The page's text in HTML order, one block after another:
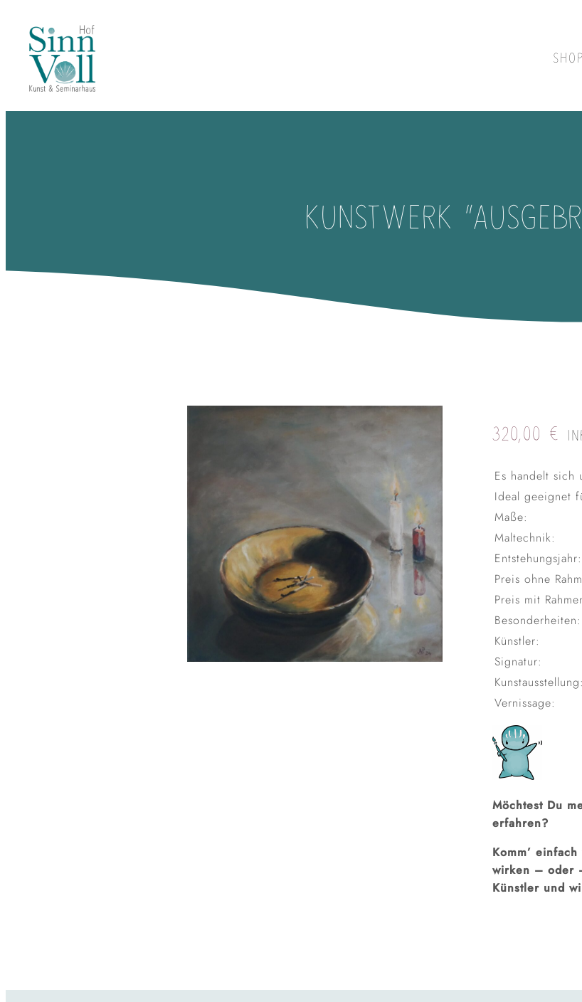
SHOP
KUNSTWERK
320,00 €
Es handelt sich
Ideal geeignet
Maße:
Maltechnik:
Entstehungsjahr:
Preis ohne
Preis mit
Besonderheiten:
Künstler:
Signatur:
Kunstausstellung:
Vernissage:
Möchtest Du
erfahren?
Komm’
wirken – oder
Künstler und